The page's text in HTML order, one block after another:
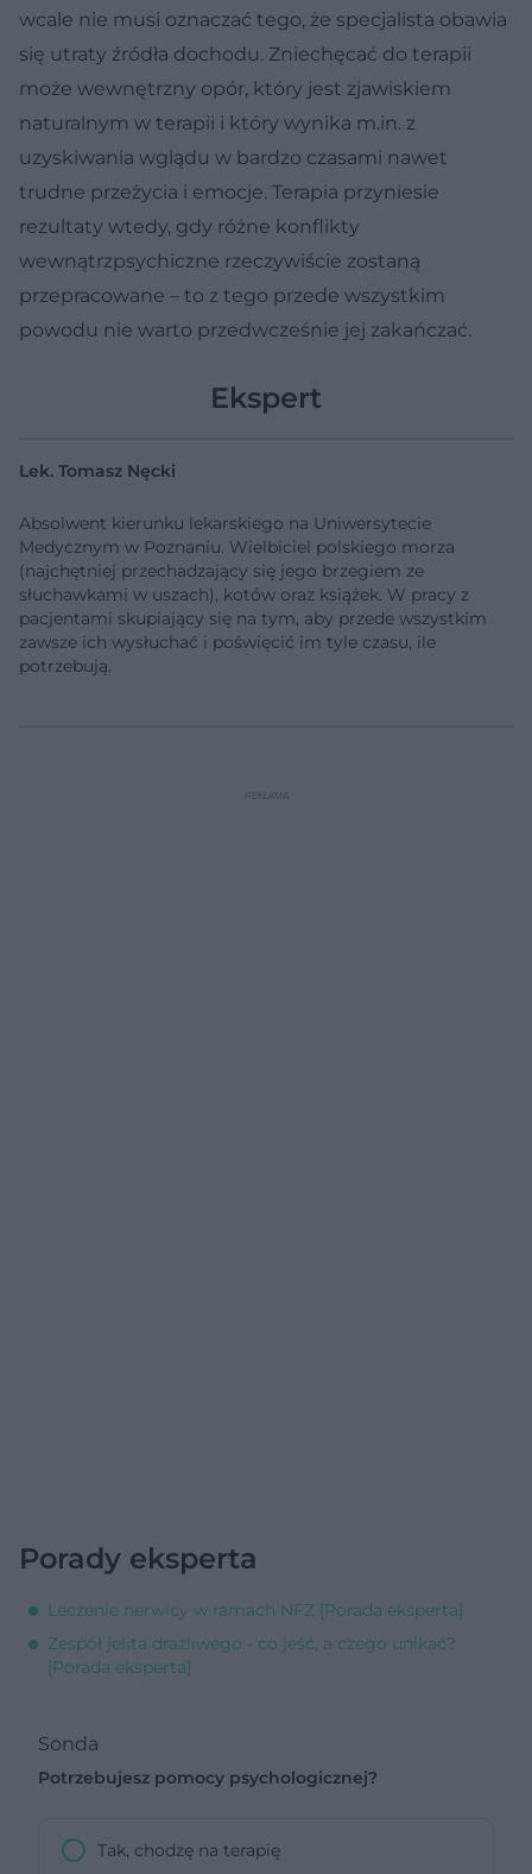
wcale nie musi oznaczać tego, że specjalista obawia
się utraty źródła dochodu. Zniechęcać do terapii
może wewnętrzny opór, który jest zjawiskiem
naturalnym w terapii i który wynika m.in. z
uzyskiwania wglądu w bardzo czasami nawet
trudne przeżycia i emocje. Terapia przyniesie
rezultaty wtedy, gdy różne konflikty
wewnątrzpsychiczne rzeczywiście zostaną
przepracowane – to z tego przede wszystkim
powodu nie warto przedwcześnie jej zakańczać.
Ekspert
Lek. Tomasz Nęcki
Absolwent kierunku lekarskiego na Uniwersytecie
Medycznym w Poznaniu. Wielbiciel polskiego morza
(najchętniej przechadzający się jego brzegiem ze
słuchawkami w uszach), kotów oraz książek. W pracy z
pacjentami skupiający się na tym, aby przede wszystkim
zawsze ich wysłuchać i poświęcić im tyle czasu, ile
potrzebują.
Porady eksperta
Leczenie nerwicy w ramach NFZ [Porada eksperta]
Zespół jelita drażliwego - co jeść, a czego unikać?
[Porada eksperta]
Sonda
Potrzebujesz pomocy psychologicznej?
Tak, chodzę na terapię